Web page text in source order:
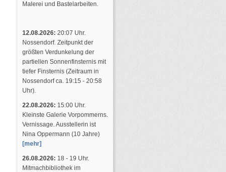
Malerei und Bastelarbeiten.
12.08.2026: 20:07 Uhr.
Nossendorf. Zeitpunkt der
größten Verdunkelung der
partiellen Sonnenfinsternis mit
tiefer Finsternis (Zeitraum in
Nossendorf ca. 19:15 - 20:58
Uhr).
22.08.2026: 15:00 Uhr.
Kleinste Galerie Vorpommerns.
Vernissage. Ausstellerin ist
Nina Oppermann (10 Jahre)
[mehr]
26.08.2026: 18 - 19 Uhr.
Mitmachbibliothek im